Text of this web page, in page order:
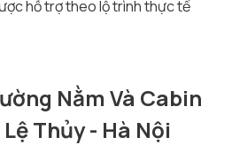
hỗ trợ theo lộ trình thực tế
Nằm Và Cabin
Thủy - Hà Nội